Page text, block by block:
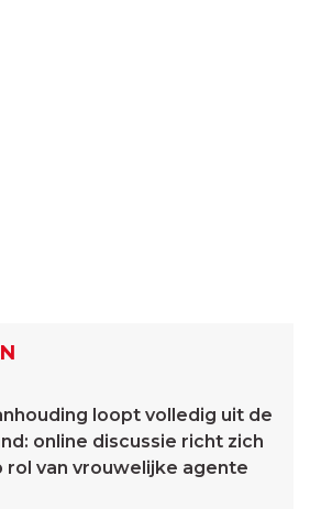
loopt volledig uit de
online discussie richt zich
rol van vrouwelijke agente